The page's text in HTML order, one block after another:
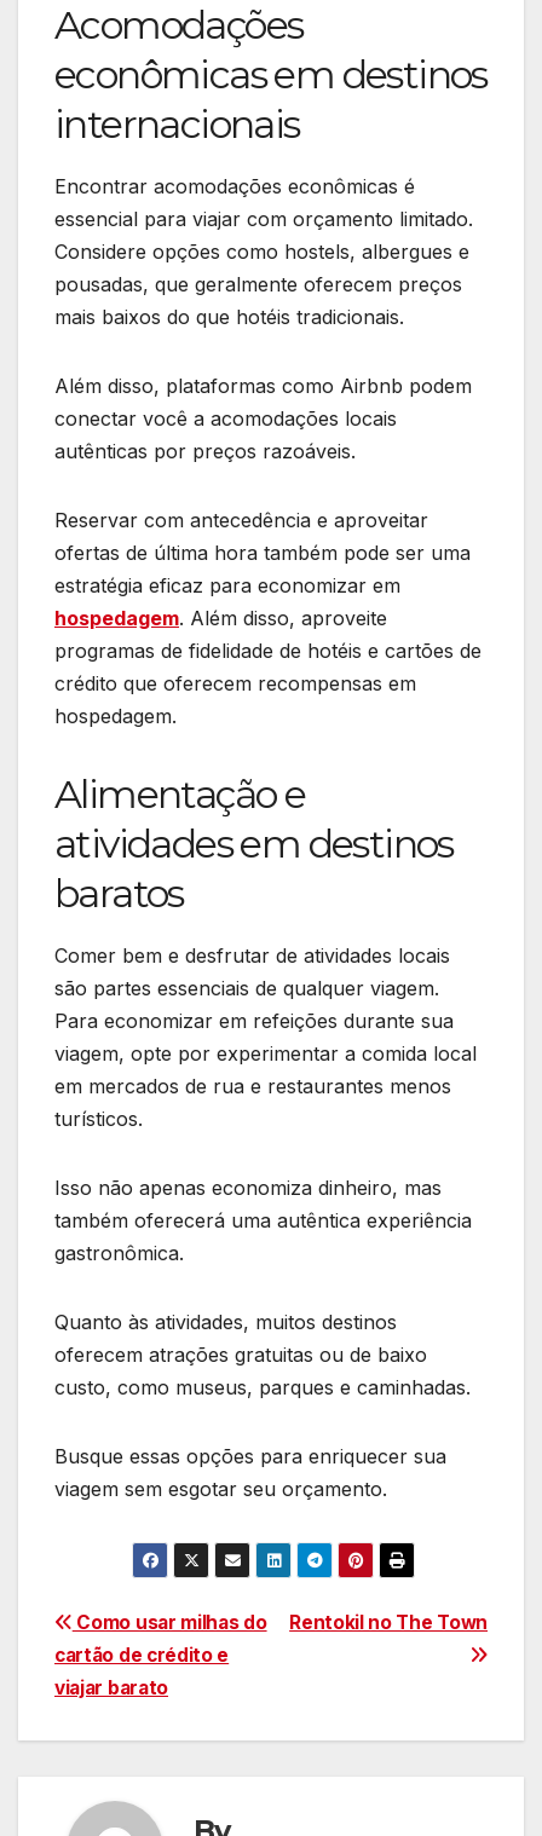
Acomodações
econômicas em destinos
internacionais
Encontrar acomodações econômicas é
essencial para viajar com orçamento limitado.
Considere opções como hostels, albergues e
pousadas, que geralmente oferecem preços
mais baixos do que hotéis tradicionais.
Além disso, plataformas como Airbnb podem
conectar você a acomodações locais
autênticas por preços razoáveis.
Reservar com antecedência e aproveitar
ofertas de última hora também pode ser uma
estratégia eficaz para economizar em
hospedagem. Além disso, aproveite
programas de fidelidade de hotéis e cartões de
crédito que oferecem recompensas em
hospedagem.
Alimentação e
atividades em destinos
baratos
Comer bem e desfrutar de atividades locais
são partes essenciais de qualquer viagem.
Para economizar em refeições durante sua
viagem, opte por experimentar a comida local
em mercados de rua e restaurantes menos
turísticos.
Isso não apenas economiza dinheiro, mas
também oferecerá uma autêntica experiência
gastronômica.
Quanto às atividades, muitos destinos
oferecem atrações gratuitas ou de baixo
custo, como museus, parques e caminhadas.
Busque essas opções para enriquecer sua
viagem sem esgotar seu orçamento.
Navegação
de
Post
Rentokil no The Town
Como usar milhas do
cartão de crédito e
viajar barato